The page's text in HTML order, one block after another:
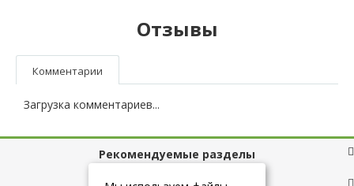
Отзывы
Комментарии
Загрузка комментариев...
Рекомендуемые разделы